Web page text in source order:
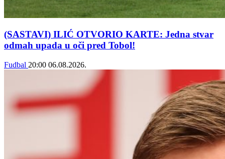
(SASTAVI) ILIĆ OTVORIO KARTE: Jedna stvar
odmah upada u oči pred Tobol!
Fudbal 20:00 06.08.2026.